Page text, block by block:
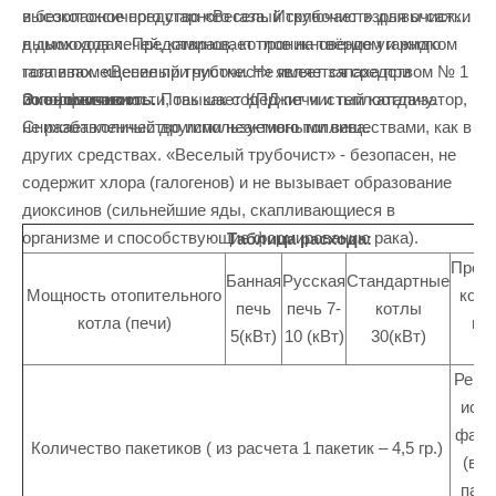
и безопасное средство «Веселый трубочист» для очистки
дымоходов печей, каминов, котлов на твёрдом и жидком
топливах. «Веселый трубочист» является средством № 1
по эффективности, так как содержит чистый катализатор,
не разбавленный другими неактивными веществами, как в
других средствах. «Веселый трубочист» - безопасен, не
содержит хлора (галогенов) и не вызывает образование
диоксинов (сильнейшие яды, скапливающиеся в
организме и способствующие формированию рака).
высокотоксичного угарного газа. Исключает взрывы сажи
в дымоходах. Предотвращает проникновение угарного
газа в помещение при чистке. Не имеет запаха при
использовании.
Экономичность.Повышает КПД печи и теплоотдачу.
Снижает количество используемого топлива.
Таблица расхода:
Мощность отопительного
котла (печи)
Банная
печь
5(кВт)
Русская
печь 7-
10 (кВт)
Стандартные
котлы
30(кВт)
Количество пакетиков ( из расчета 1 пакетик – 4,5 гр.)
(в